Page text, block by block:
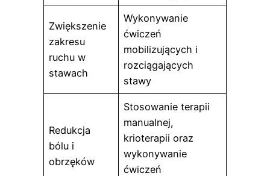
Zwiększenie
zakresu
ruchu w
stawach
Wykonywanie
ćwiczeń
mobilizujących i
rozciągających
stawy
Redukcja
bólu i
obrzęków
Stosowanie terapii
manualnej,
krioterapii oraz
wykonywanie
ćwiczeń